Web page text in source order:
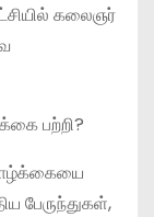
கலைஞர்
பற்றி?
பேருந்துகள்,